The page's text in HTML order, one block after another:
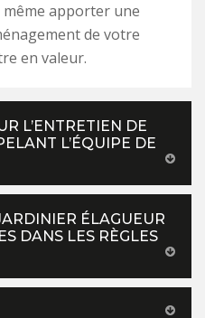
apporter une
de votre
en valeur.
L’ENTRETIEN DE
L’ÉQUIPE DE
ÉLAGUEUR
DANS LES RÈGLES